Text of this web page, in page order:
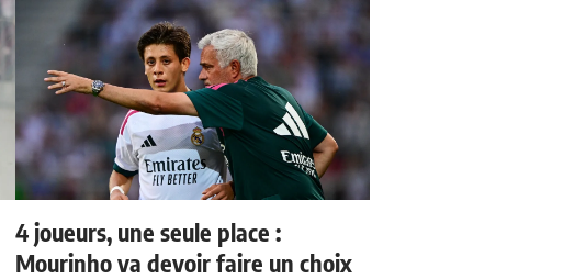
4 joueurs, une seule place :
Mourinho va devoir faire un choix